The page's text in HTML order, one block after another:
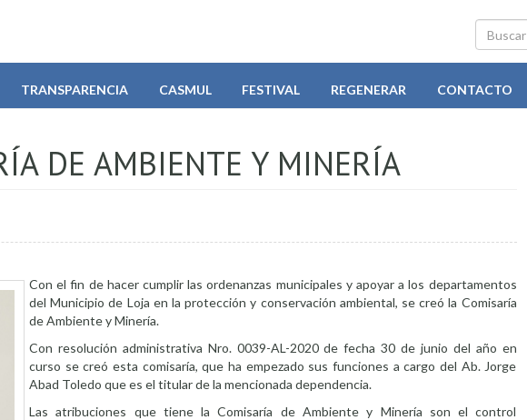
Buscar
TRANSPARENCIA CASMUL FESTIVAL REGENERAR CONTACTO
DE AMBIENTE Y MINERÍA
Con el fin de hacer cumplir las ordenanzas municipales y apoyar a los departamentos
del Municipio de Loja en la protección y conservación ambiental, se creó la Comisaría
de Ambiente y Minería.
Con resolución administrativa Nro. 0039-AL-2020 de fecha 30 de junio del año en
curso se creó esta comisaría, que ha empezado sus funciones a cargo del Ab. Jorge
Abad Toledo que es el titular de la mencionada dependencia.
Las atribuciones que tiene la Comisaría de Ambiente y Minería son el control